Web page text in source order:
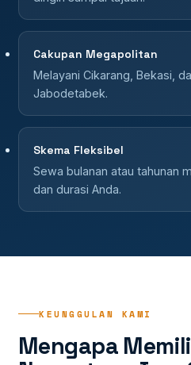
Cakupan Megapolitan
Melayani Cikarang, Bekasi,
Jabodetabek.
Skema Fleksibel
Sewa bulanan atau tahunan
dan durasi Anda.
KEUNGGULAN KAMI
Mengapa